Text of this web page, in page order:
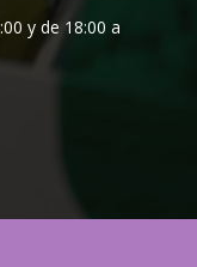
y de 18:00 a